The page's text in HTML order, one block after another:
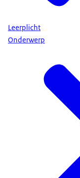
Leerplicht
Onderwerp